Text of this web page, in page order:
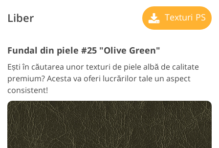
Liber Texturi PS
Fundal din piele #25 "Olive Green"
Ești în căutarea unor texturi de piele albă de calitate
premium? Acesta va oferi lucrărilor tale un aspect
consistent!